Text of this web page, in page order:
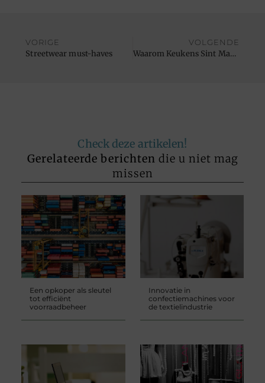
VORIGE
Streetwear must-haves
VOLGENDE
Waarom Keukens Sint Martens Latem jouw volgende stop moet zijn voor de keuken van je dromen
Check deze artikelen!
Gerelateerde berichten die u niet mag
missen
Een opkoper als sleutel
tot efficiënt
voorraadbeheer
Innovatie in
confectiemachines voor
de textielindustrie